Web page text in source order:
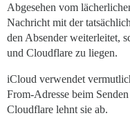
Abgesehen vom
Nachricht mit der
den Absender weiterleitet,
und Cloudflare zu liegen.
iCloud verwendet
From-Adresse beim
Cloudflare lehnt sie ab.